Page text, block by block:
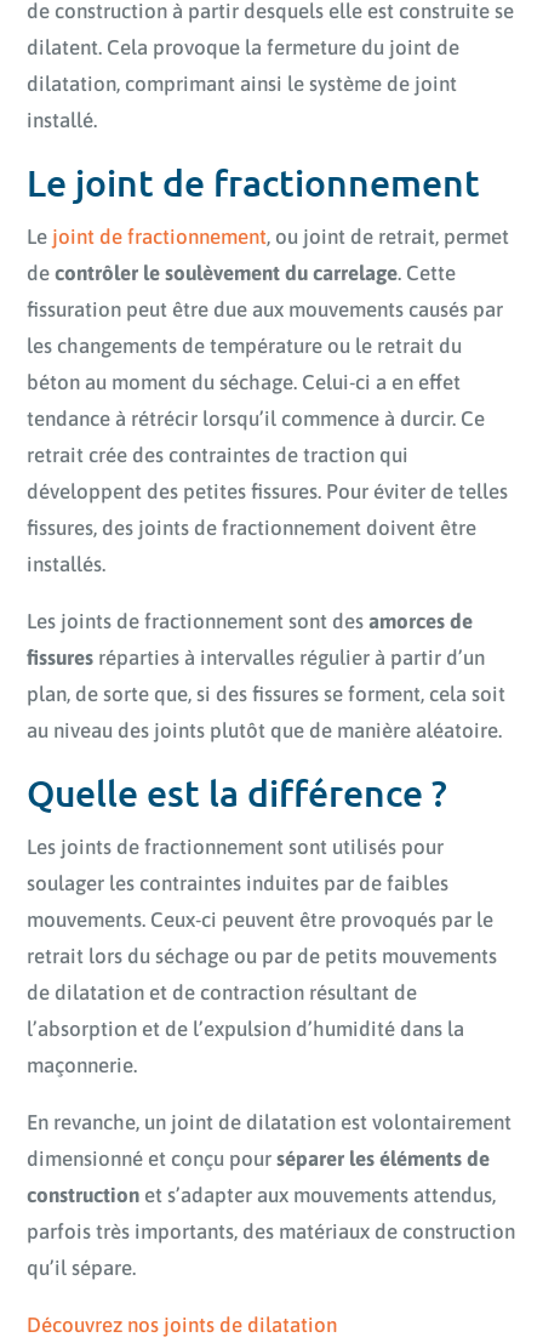
de construction à partir desquels elle est construite se
dilatent. Cela provoque la fermeture du joint de
dilatation, comprimant ainsi le système de joint
installé.
Le joint de fractionnement
Le joint de fractionnement, ou joint de retrait, permet
decontrôler le soulèvement du carrelage. Cette
fissuration peut être due aux mouvements causés par
les changements de température ou le retrait du
béton au moment du séchage. Celui-ci a en effet
tendance à rétrécir lorsqu’il commence à durcir. Ce
retrait crée des contraintes de traction qui
développent des petites fissures. Pour éviter de telles
fissures, des joints de fractionnement doivent être
installés.
Les joints de fractionnement sont desamorces de
fissures réparties à intervalles régulier à partir d’un
plan, de sorte que, si des fissures se forment, cela soit
au niveau des joints plutôt que de manière aléatoire.
Quelle est la différence ?
Les joints de fractionnement sont utilisés pour
soulager les contraintes induites par de faibles
mouvements. Ceux-ci peuvent être provoqués par le
retrait lors du séchage ou par de petits mouvements
de dilatation et de contraction résultant de
l’absorption et de l’expulsion d’humidité dans la
maçonnerie.
En revanche, un joint de dilatation est volontairement
dimensionné et conçu pourséparer les éléments de
construction et s’adapter aux mouvements attendus,
parfois très importants, des matériaux de construction
qu’il sépare.
Découvrez nos joints de dilatation